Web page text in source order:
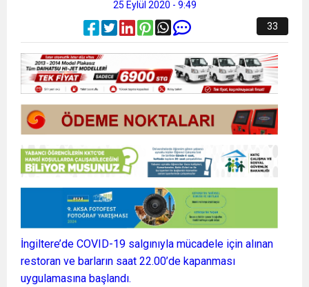
25 Eylül 2020 - 9:49
33
İngiltere’de COVID-19 salgınıyla mücadele için alınan
restoran ve barların saat 22.00’de kapanması
uygulamasına başlandı.